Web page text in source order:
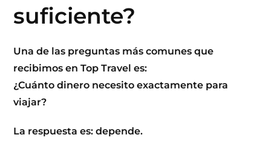
suficiente?
Una de las preguntas más comunes que
recibimos enTop Travel es:
¿Cuánto dinero necesito exactamente para
viajar?
La respuesta es: depende.